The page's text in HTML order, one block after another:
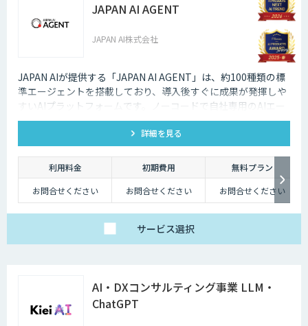
JAPAN AI AGENT
JAPAN AI株式会社
JAPAN AIが提供する「JAPAN AI AGENT」は、約100種類の標
準エージェントを搭載しており、導入後すぐに成果が発揮しや
すいAIプラットフォームです。ノーコードで自社専用のAIエー
ジェントも作成でき、「AI社員」として自律してタスクを遂行
する環境を構築可能です。
詳細を見る
利用料金 初期費用
無料プラン
お問合せください
お問合せください お問合せください
サービス選択
AI・DXコンサルティング事業 LLM・
ChatGPT